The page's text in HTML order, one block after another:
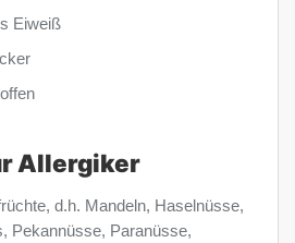
Eiweiß
Allergiker
d.h. Mandeln, Haselnüsse,
Pekannüsse, Paranüsse,